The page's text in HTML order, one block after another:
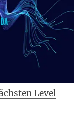
Level